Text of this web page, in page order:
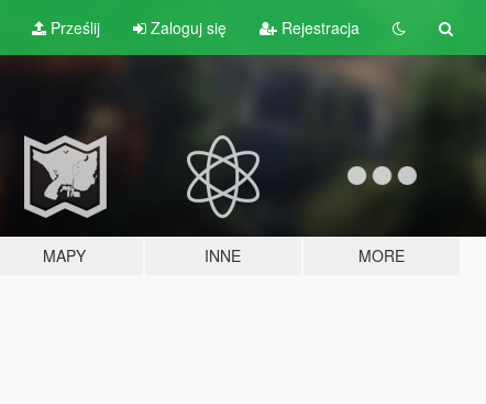
Prześlij Zaloguj się Rejestracja
MAPY INNE MORE